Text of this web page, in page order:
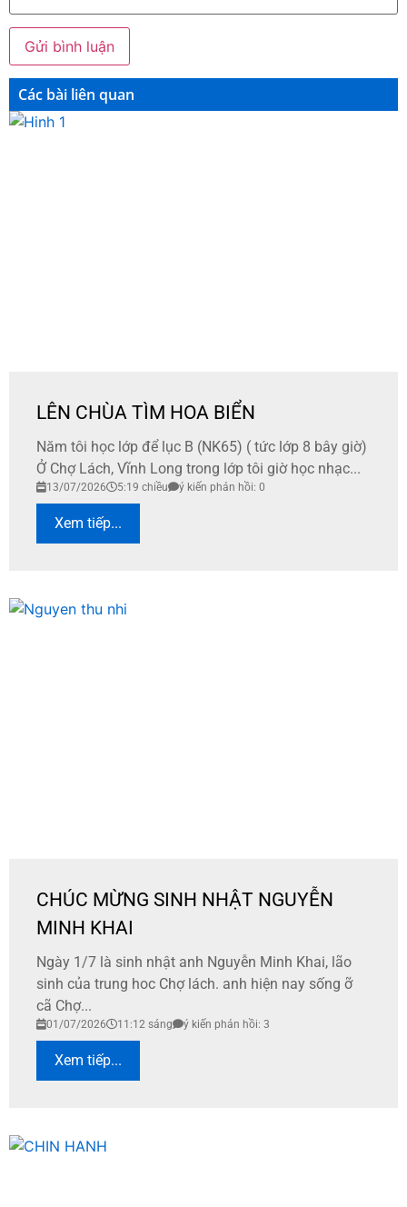
Các bài liên quan
LÊN CHÙA TÌM HOA BIỂN
Năm tôi học lớp để lục B (NK65) ( tức lớp 8 bây giờ)
Ở Chợ Lách, Vĩnh Long trong lớp tôi giờ học nhạc...
13/07/2026 5:19 chiều ý kiến phản hồi: 0
Xem tiếp...
CHÚC MỪNG SINH NHẬT NGUYỄN
MINH KHAI
Ngày 1/7 là sinh nhật anh Nguyễn Minh Khai, lão
sinh của trung hoc Chợ lách. anh hiện nay sống ỡ
cã Chợ...
01/07/2026 11:12 sáng ý kiến phản hồi: 3
Xem tiếp...